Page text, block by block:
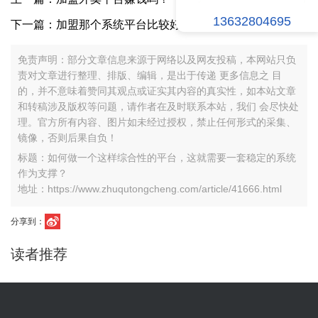
13632804695
下一篇：加盟那个系统平台比较好呢？？？
免责声明：部分文章信息来源于网络以及网友投稿，本网站只负
责对文章进行整理、排版、编辑，是出于传递 更多信息之 目
的，并不意味着赞同其观点或证实其内容的真实性，如本站文章
和转稿涉及版权等问题，请作者在及时联系本站，我们 会尽快处
理。官方所有内容、图片如未经过授权，禁止任何形式的采集、
镜像，否则后果自负！
标题：如何做一个这样综合性的平台，这就需要一套稳定的系统
作为支撑？
地址：https://www.zhuqutongcheng.com/article/41666.html
分享到：
读者推荐